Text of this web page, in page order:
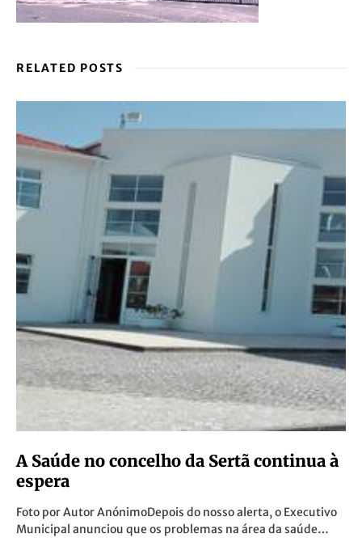
RELATED POSTS
A Saúde no concelho da Sertã continua à
espera
Foto por Autor AnónimoDepois do nosso alerta, o Executivo
Municipal anunciou que os problemas na área da saúde…